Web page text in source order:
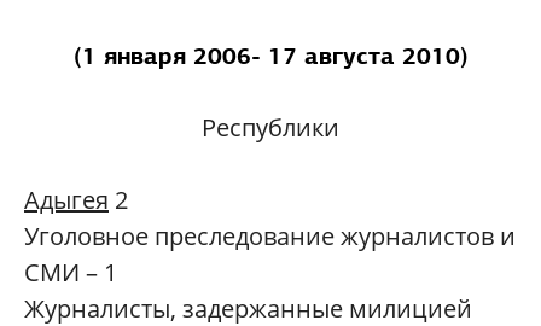
(1 января 2006- 17 августа 2010)
Республики
Адыгея 2
Уголовное преследование журналистов и
СМИ – 1
Журналисты, задержанные милицией